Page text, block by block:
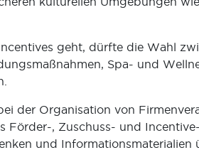
geht, dürfte die Wahl
Spa- und
der Organisation von
Förder-, Zuschuss- und
und